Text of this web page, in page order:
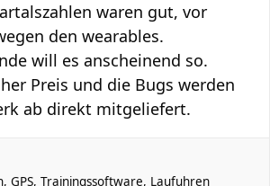
waren gut, vor
den wearables.
will es anscheinend so.
Preis und die Bugs werden
ab direkt mitgeliefert.
GPS, Trainingssoftware, Laufuhren